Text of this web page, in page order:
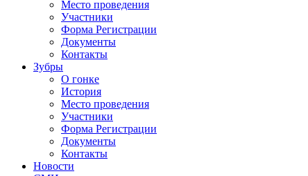
Место проведения
Участники
Форма Регистрации
Документы
Контакты
Зубры
О гонке
История
Место проведения
Участники
Форма Регистрации
Документы
Контакты
Новости